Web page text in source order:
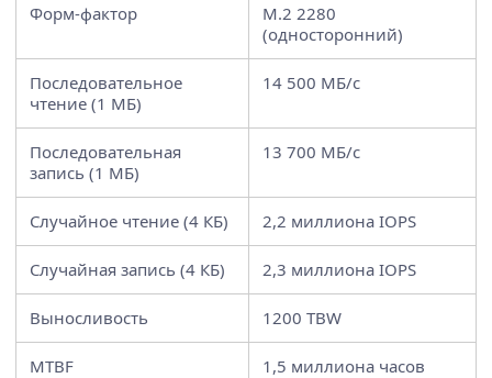
Форм-фактор
M.2 2280
(односторонний)
Последовательное
чтение (1 МБ)
14 500 МБ/с
Последовательная
запись (1 МБ)
13 700 МБ/с
Случайное чтение (4 КБ) 2,2 миллиона IOPS
Случайная запись (4 КБ) 2,3 миллиона IOPS
Выносливость 1200 TBW
MTBF 1,5 миллиона часов